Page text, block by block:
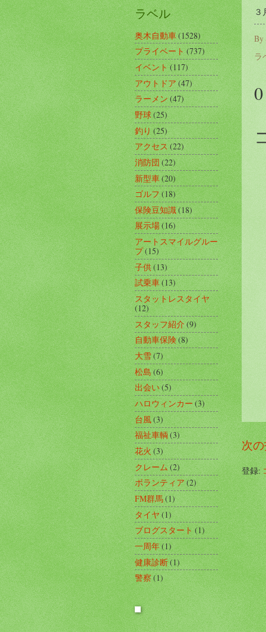
By
ラ
次
登録:
ラベル
奥木自動車(1528)
プライベート(737)
イベント(117)
アウトドア(47)
ラーメン(47)
野球(25)
釣り(25)
アクセス(22)
消防団(22)
新型車(20)
ゴルフ(18)
保険豆知識(18)
展示場(16)
アートスマイルグルー
プ(15)
子供(13)
試乗車(13)
スタットレスタイヤ
(12)
スタッフ紹介(9)
自動車保険(8)
大雪(7)
松島 (6)
出会い(5)
ハロウィンカー(3)
台風(3)
福祉車輌(3)
花火(3)
クレーム(2)
ボランティア(2)
FM群馬(1)
タイヤ(1)
ブログスタート(1)
一周年(1)
健康診断(1)
警察(1)